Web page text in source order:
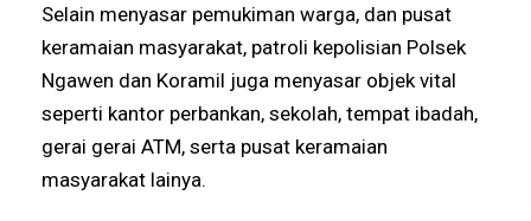
Selain menyasar pemukiman warga, dan pusat
keramaian masyarakat, patroli kepolisian Polsek
Ngawen dan Koramil juga menyasar objek vital
seperti kantor perbankan, sekolah, tempat ibadah,
gerai gerai ATM, serta pusat keramaian
masyarakat lainya.